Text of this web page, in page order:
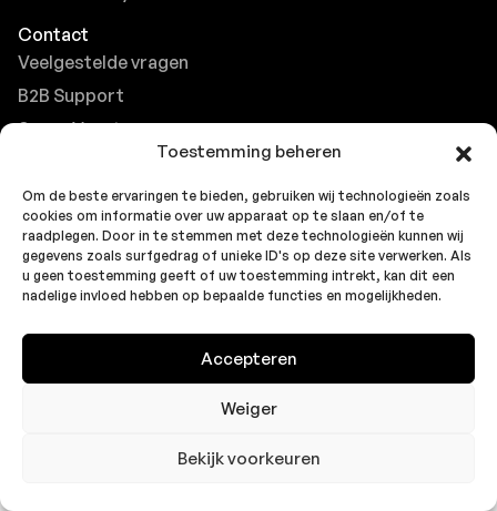
Toestemming beheren
Om de beste ervaringen te bieden, gebruiken wij technologieën zoals
cookies om informatie over uw apparaat op te slaan en/of te
raadplegen. Door in te stemmen met deze technologieën kunnen wij
gegevens zoals surfgedrag of unieke ID's op deze site verwerken. Als
u geen toestemming geeft of uw toestemming intrekt, kan dit een
nadelige invloed hebben op bepaalde functies en mogelijkheden.
Accepteren
Weiger
Bekijk voorkeuren
Contact
Veelgestelde vragen
B2B Support
Sence Vacatures
Veelgestelde vragen
© 2026 Sence. All rights
Cookie Policy
Privacybeleid